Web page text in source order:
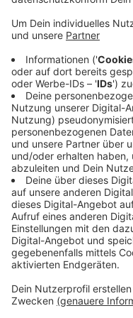
Sie rechnen heute
großen Zulauf.
Büchermarkt statt
über die
Stadt und bringe
dass das Buch in
Gemeinschaft habe,
Büchermarkt ist
Marktplatz.
Anzeige